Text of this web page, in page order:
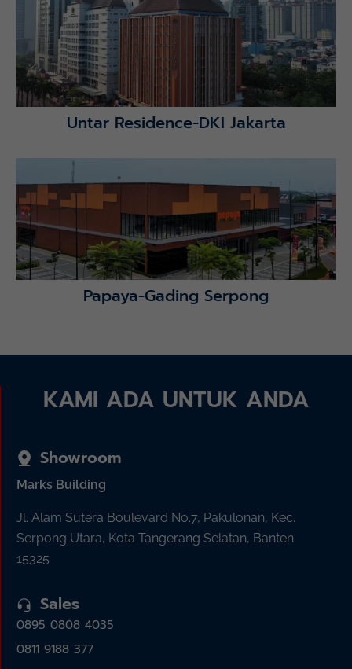
Untar Residence-DKI Jakarta
Lihat Detail Proyek
Papaya-Gading Serpong
KAMI ADA UNTUK ANDA
Showroom
Marks Building
Jl. Alam Sutera Boulevard No.7, Pakulonan, Kec.
Serpong Utara, Kota Tangerang Selatan, Banten
15325
Sales
0895 0808 4035
0811 9188 377